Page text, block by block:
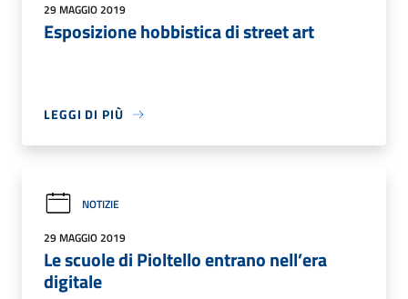
29 MAGGIO 2019
Esposizione hobbistica di street art
LEGGI DI PIÙ
NOTIZIE
29 MAGGIO 2019
Le scuole di Pioltello entrano nell’era
digitale